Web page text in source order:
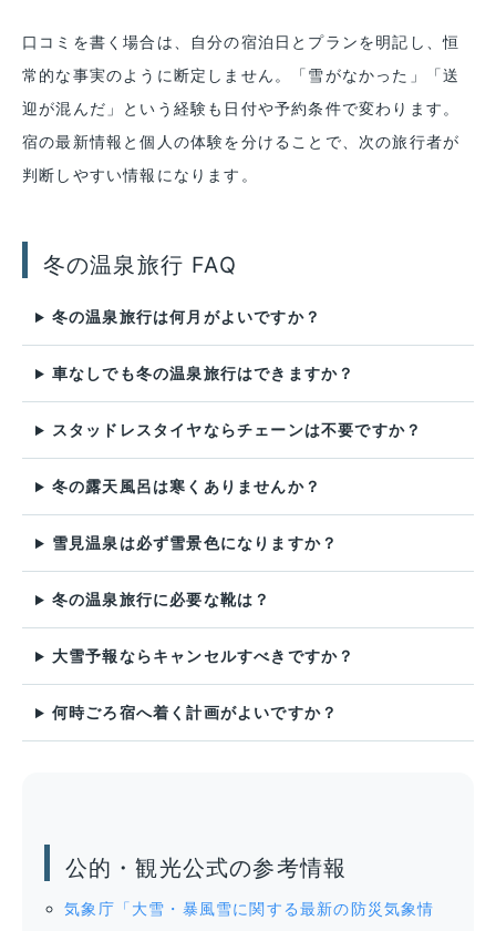
口コミを書く場合は、自分の宿泊日とプランを明記し、恒
常的な事実のように断定しません。「雪がなかった」「送
迎が混んだ」という経験も日付や予約条件で変わります。
宿の最新情報と個人の体験を分けることで、次の旅行者が
判断しやすい情報になります。
冬の温泉旅行 FAQ
冬の温泉旅行は何月がよいですか？
車なしでも冬の温泉旅行はできますか？
スタッドレスタイヤならチェーンは不要ですか？
冬の露天風呂は寒くありませんか？
雪見温泉は必ず雪景色になりますか？
冬の温泉旅行に必要な靴は？
大雪予報ならキャンセルすべきですか？
何時ごろ宿へ着く計画がよいですか？
公的・観光公式の参考情報
気象庁「大雪・暴風雪に関する最新の防災気象情